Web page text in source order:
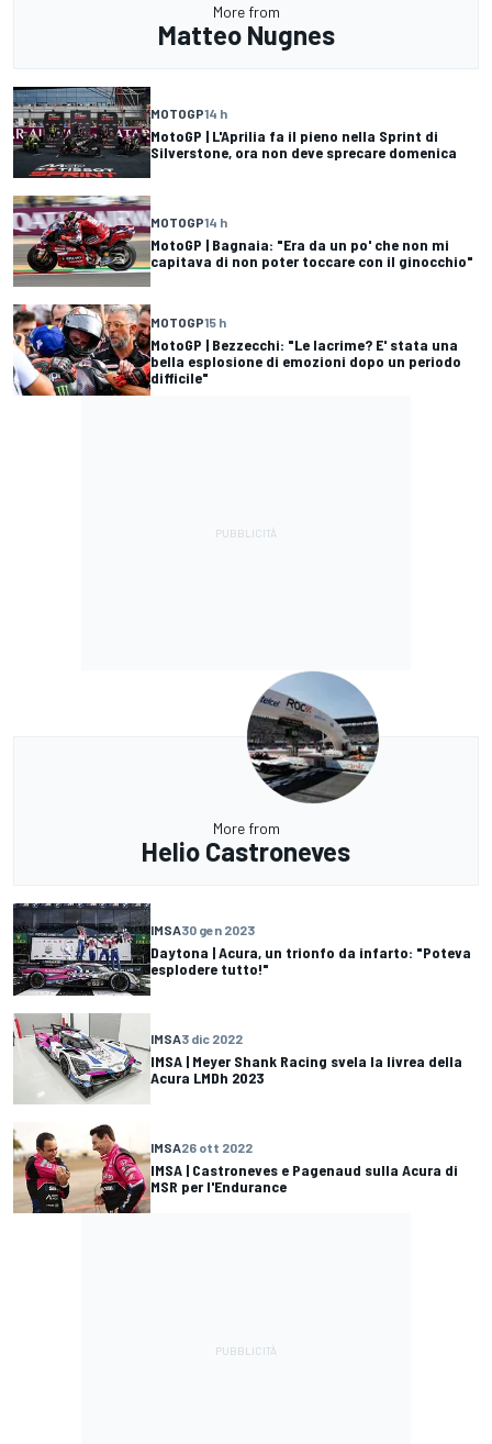
More from
Matteo Nugnes
MOTOGP14 h
MotoGP | L'Aprilia fa il pieno nella Sprint di
Silverstone, ora non deve sprecare domenica
MOTOGP14 h
MotoGP | Bagnaia: "Era da un po' che non mi
capitava di non poter toccare con il ginocchio"
MOTOGP15 h
MotoGP | Bezzecchi: "Le lacrime? E' stata una
bella esplosione di emozioni dopo un periodo
difficile"
More from
Helio Castroneves
IMSA30 gen 2023
Daytona | Acura, un trionfo da infarto: "Poteva
esplodere tutto!"
IMSA3 dic 2022
IMSA | Meyer Shank Racing svela la livrea della
Acura LMDh 2023
IMSA26 ott 2022
IMSA | Castroneves e Pagenaud sulla Acura di
MSR per l'Endurance